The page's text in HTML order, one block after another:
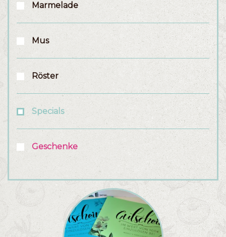
Marmelade
Mus
Röster
Specials
Geschenke